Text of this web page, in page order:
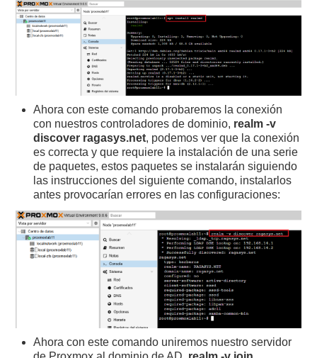
Ahora con este comando probaremos la conexión
con nuestros controladores de dominio, realm -v
discover ragasys.net, podemos ver que la conexión
es correcta y que requiere la instalación de una serie
de paquetes, estos paquetes se instalarán siguiendo
las instrucciones del siguiente comando, instalarlos
antes provocarían errores en las configuraciones:
Ahora con este comando uniremos nuestro servidor